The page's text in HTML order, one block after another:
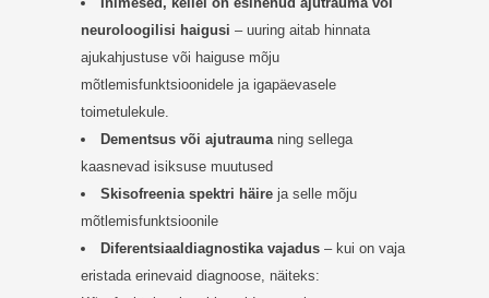
neuroloogilisi haigusi – uuring aitab hinnata
ajukahjustuse või haiguse mõju
mõtlemisfunktsioonidele ja igapäevasele
toimetulekule.
Dementsus või ajutraumaning sellega
kaasnevad isiksuse muutused
Skisofreenia spektri häire ja selle mõju
mõtlemisfunktsioonile
Diferentsiaaldiagnostika vajadus – kui on vaja
eristada erinevaid diagnoose, näiteks: